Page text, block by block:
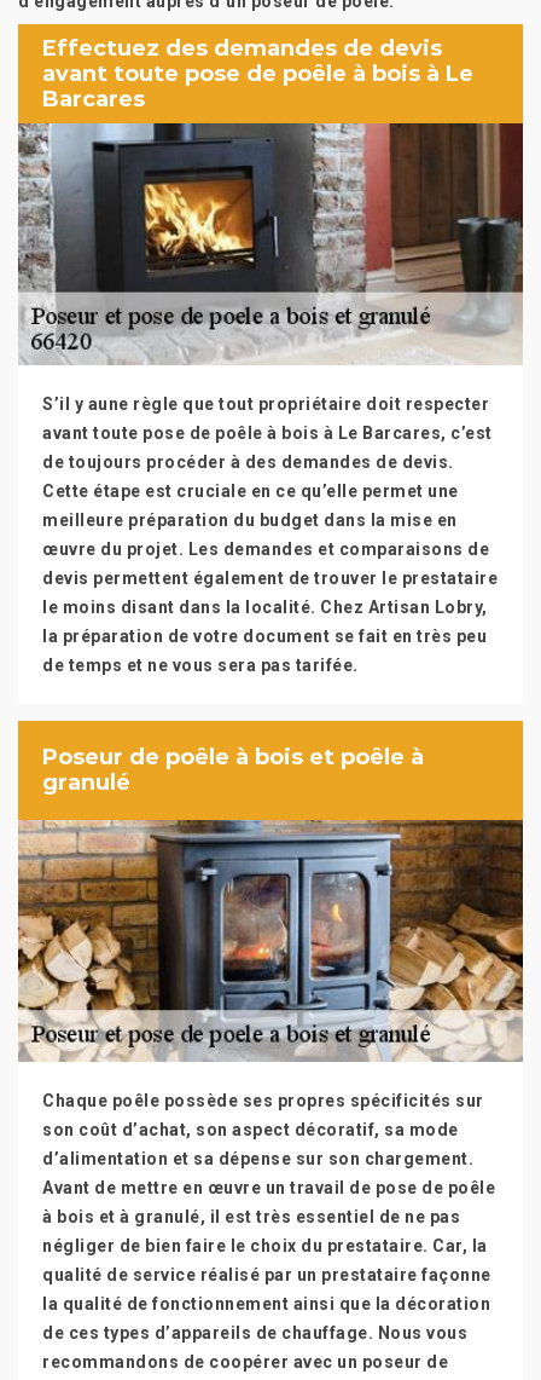
Effectuez des demandes de devis
avant toute pose de poêle à bois à Le
Barcares
S’il y aune règle que tout propriétaire doit respecter
avant toute pose de poêle à bois à Le Barcares, c’est
de toujours procéder à des demandes de devis.
Cette étape est cruciale en ce qu’elle permet une
meilleure préparation du budget dans la mise en
œuvre du projet. Les demandes et comparaisons de
devis permettent également de trouver le prestataire
le moins disant dans la localité. Chez Artisan Lobry,
la préparation de votre document se fait en très peu
de temps et ne vous sera pas tarifée.
Poseur de poêle à bois et poêle à
granulé
Chaque poêle possède ses propres spécificités sur
son coût d’achat, son aspect décoratif, sa mode
d’alimentation et sa dépense sur son chargement.
Avant de mettre en œuvre un travail de pose de poêle
à bois et à granulé, il est très essentiel de ne pas
négliger de bien faire le choix du prestataire. Car, la
qualité de service réalisé par un prestataire façonne
la qualité de fonctionnement ainsi que la décoration
de ces types d’appareils de chauffage. Nous vous
recommandons de coopérer avec un poseur de